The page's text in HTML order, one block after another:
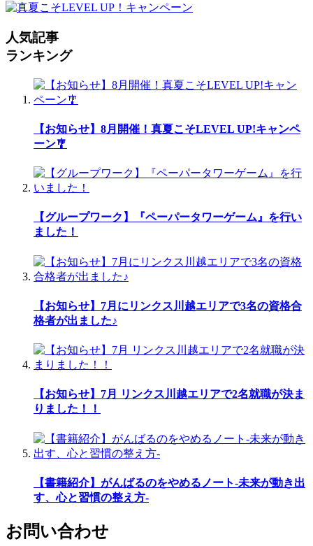
人気記事
ランキング
【お知らせ】8月開催！真夏こそLEVEL UP!キャンペ
ーン🎐
【グループワーク】『ペーパータワーゲーム』を行い
ました！
【お知らせ】7月にリンクス川越エリアで3名の資格合
格者が出ました♪
【お知らせ】7月 リンクス川越エリアで2名就職が決ま
りました！！
【書籍紹介】がんばるのをやめるノート-未来が動き出
す、心と習慣の整え方-
お問い合わせ